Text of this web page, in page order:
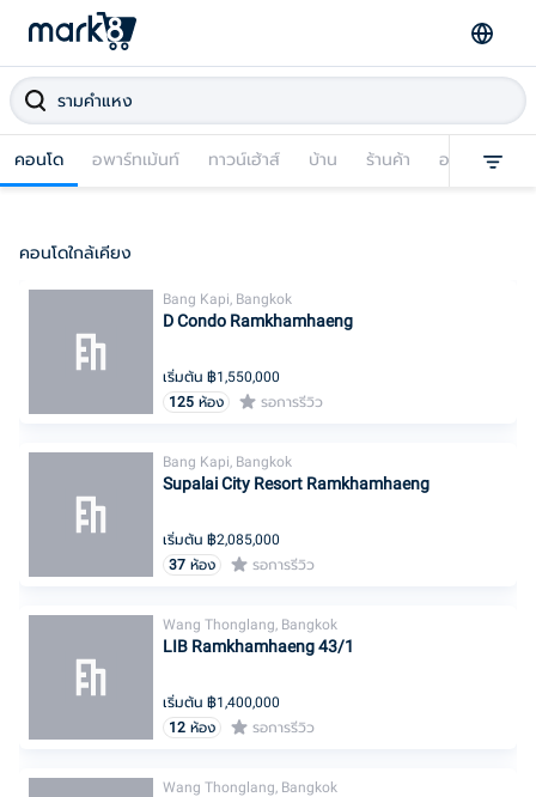
คอนโด อพาร์ทเม้นท์ ทาวน์เฮ้าส์ บ้าน ร้านค้า อาคารพาณิช
คอนโดใกล้เคียง
Bang Kapi, Bangkok
D Condo Ramkhamhaeng
เริ่มต้น ฿1,550,000
125 ห้อง รอการรีวิว
Bang Kapi, Bangkok
Supalai City Resort Ramkhamhaeng
เริ่มต้น ฿2,085,000
37 ห้อง รอการรีวิว
Wang Thonglang, Bangkok
LIB Ramkhamhaeng 43/1
เริ่มต้น ฿1,400,000
12 ห้อง รอการรีวิว
Wang Thonglang, Bangkok